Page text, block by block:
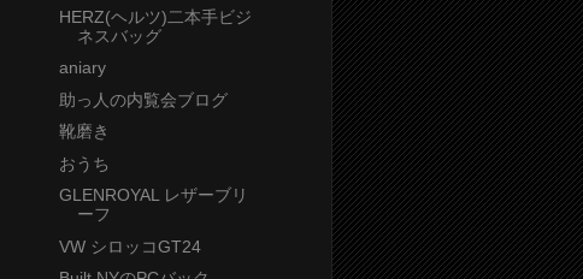
HERZ(ヘルツ)二本手ビジ
ネスバッグ
aniary
助っ人の内覧会ブログ
靴磨き
おうち
GLENROYAL レザーブリ
ーフ
VW シロッコGT24